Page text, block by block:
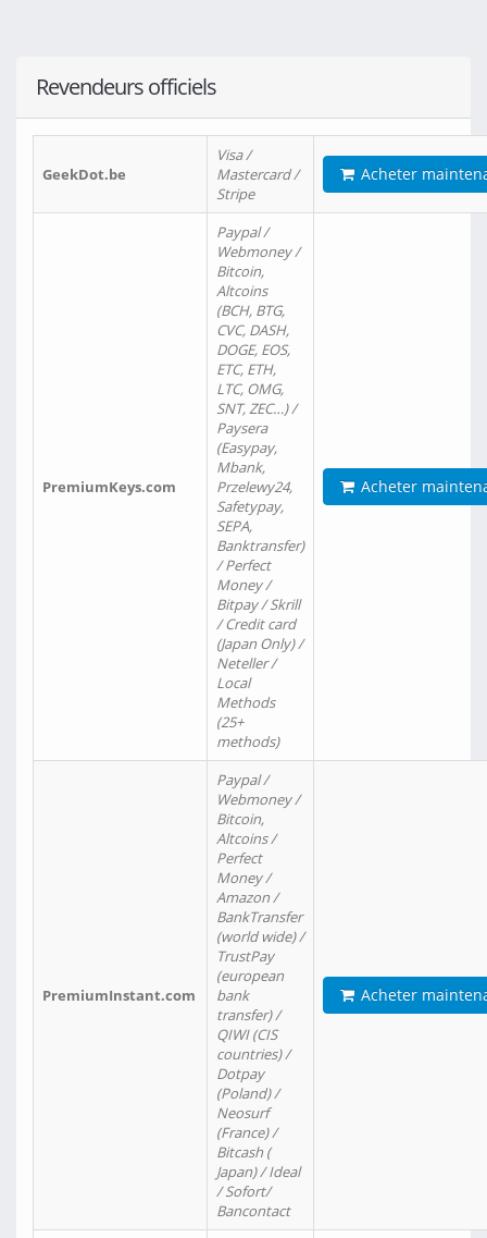
Revendeurs officiels
GeekDot.be
Visa /
Mastercard /
Stripe
Acheter
PremiumKeys.com
Paypal /
Webmoney /
Bitcoin,
Altcoins
(BCH, BTG,
CVC, DASH,
DOGE, EOS,
ETC, ETH,
LTC, OMG,
SNT, ZEC…) /
Paysera
(Easypay,
Mbank,
Przelewy24,
Safetypay,
SEPA,
Banktransfer)
/ Perfect
Money /
Bitpay / Skrill
/ Credit card
(Japan Only) /
Neteller /
Local
Methods
(25+
methods)
Acheter
PremiumInstant.com
Paypal /
Webmoney /
Bitcoin,
Altcoins /
Perfect
Money /
Amazon /
BankTransfer
(world wide) /
TrustPay
(european
bank
transfer) /
QIWI (CIS
countries) /
Dotpay
(Poland) /
Neosurf
(France) /
Bitcash (
Japan) / Ideal
/ Sofort/
Bancontact
Acheter